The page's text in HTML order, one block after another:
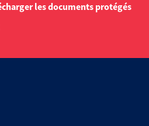
les documents protégés